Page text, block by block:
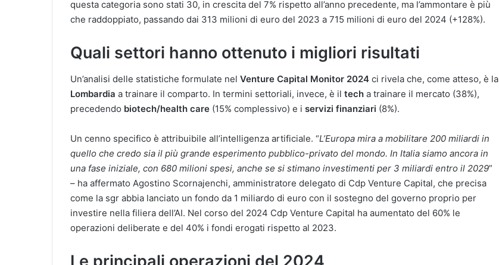
questa categoria sono stati 30, in crescita del 7% rispetto all’anno precedente, ma l’ammontare è più
che raddoppiato, passando dai 313 milioni di euro del 2023 a 715 milioni di euro del 2024 (+128%).
Quali settori hanno ottenuto i migliori risultati
Un’analisi delle statistiche formulate nel Venture Capital Monitor 2024 ci rivela che, come atteso, è la
Lombardia a trainare il comparto. In termini settoriali, invece, è il tech a trainare il mercato (38%),
precedendo biotech/health care (15% complessivo) e i servizi finanziari (8%).
Un cenno specifico è attribuibile all’intelligenza artificiale. “L’Europa mira a mobilitare 200 miliardi in
quello che credo sia il più grande esperimento pubblico-privato del mondo. In Italia siamo ancora in
una fase iniziale, con 680 milioni spesi, anche se si stimano investimenti per 3 miliardi entro il 2029”
– ha affermato Agostino Scornajenchi, amministratore delegato di Cdp Venture Capital, che precisa
come la sgr abbia lanciato un fondo da 1 miliardo di euro con il sostegno del governo proprio per
investire nella filiera dell’AI. Nel corso del 2024 Cdp Venture Capital ha aumentato del 60% le
operazioni deliberate e del 40% i fondi erogati rispetto al 2023.